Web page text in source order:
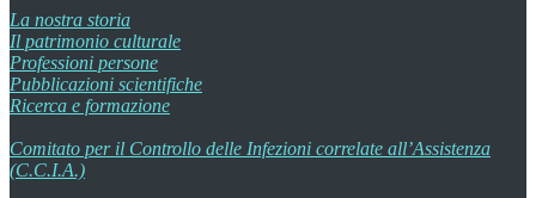
La nostra storia
Il patrimonio culturale
Professioni persone
Pubblicazioni scientifiche
Ricerca e formazione
Comitato per il Controllo delle Infezioni correlate all’Assistenza
(C.C.I.A.)